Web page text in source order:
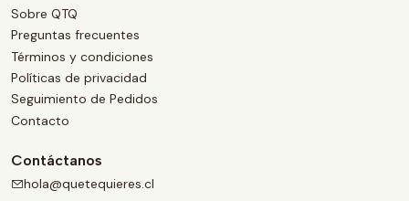
Sobre QTQ
Preguntas frecuentes
Términos y condiciones
Políticas de privacidad
Seguimiento de Pedidos
Contacto
Contáctanos
hola@quetequieres.cl